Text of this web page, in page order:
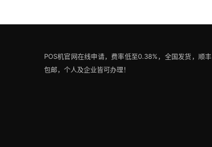
POS机官网在线申请，费率低至0.38%，全国发货，顺丰
包邮，个人及企业皆可办理！